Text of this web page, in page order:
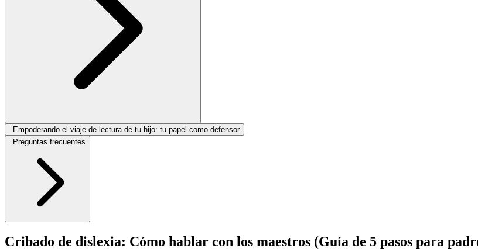
Empoderando el viaje de lectura de tu hijo: tu papel como defensor
Preguntas frecuentes
Cribado de dislexia: Cómo hablar con los maestros (Guía de 5 pasos para